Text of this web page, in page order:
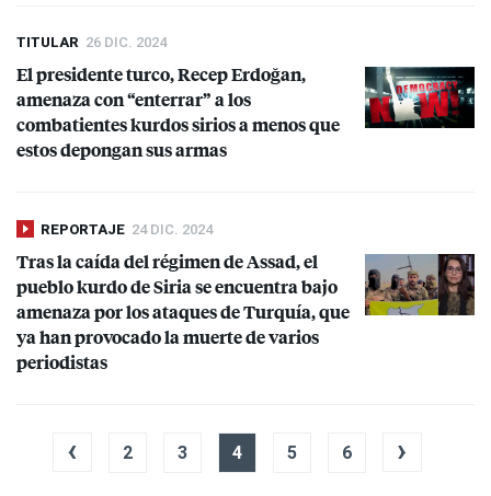
TITULAR 26 DIC. 2024
El presidente turco, Recep Erdo​​ğan,
amenaza con “enterrar” a los
combatientes kurdos sirios a menos que
estos depongan sus armas
REPORTAJE 24 DIC. 2024
Tras la caída del régimen de Assad, el
pueblo kurdo de Siria se encuentra bajo
amenaza por los ataques de Turquía, que
ya han provocado la muerte de varios
periodistas
‹ 2 3 4 5 6 ›